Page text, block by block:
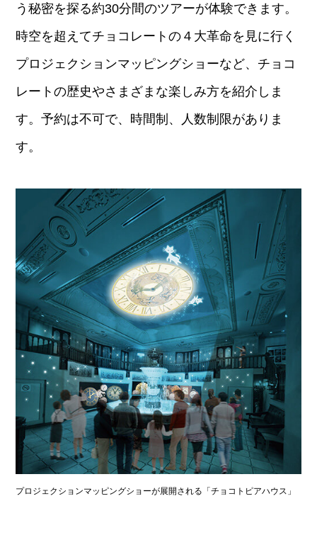
う秘密を探る約30分間のツアーが体験できます。
時空を超えてチョコレートの４大革命を見に行く
プロジェクションマッピングショーなど、チョコ
レートの歴史やさまざまな楽しみ方を紹介しま
す。予約は不可で、時間制、人数制限がありま
す。
プロジェクションマッピングショーが展開される「チョコトピアハウス」